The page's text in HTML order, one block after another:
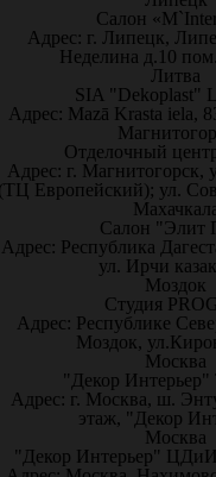
Салон
Адрес: г. Липецк,
Неделина д.10
Литва
SIA "Dekoplast"
Адрес: Mazā Krasta iela,
Отделочный
Адрес: г. Магнитогорск,
Европейский); ул.
Салон "Элит
Адрес: Республика
ул. Ирчи
Моздок
Студия
Адрес: Республике
Моздок,
Москва
"Декор Интерьер"
Адрес: г. Москва, ш.
этаж, "Декор
Москва
"Декор Интерьер"